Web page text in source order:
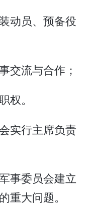
动员、预备役
交流与合作；
权。
实行主席负责
事委员会建立
重大问题。